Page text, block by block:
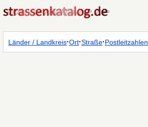
Länder / Landkreis·Ort·Straße·Postleitzahlen